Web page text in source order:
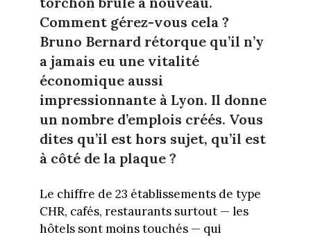
Comment gérez-vous cela ?
Bruno Bernard rétorque qu’il n’y
a jamais eu une vitalité
économique aussi
impressionnante à Lyon. Il donne
un nombre d’emplois créés. Vous
dites qu’il est hors sujet, qu’il est
à côté de la plaque ?
Le chiffre de 23 établissements de type
CHR, cafés, restaurants surtout — les
hôtels sont moins touchés — qui